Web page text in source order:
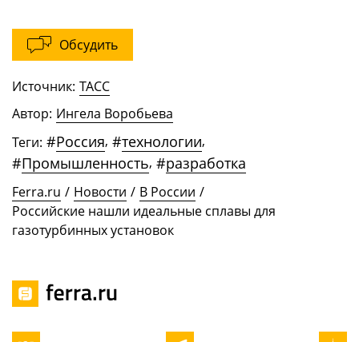
Обсудить
Источник: ТАСС
Автор: Ингела Воробьева
Теги: #Россия, #технологии,
#Промышленность, #разработка
Ferra.ru / Новости / В России /
Российские нашли идеальные сплавы для
газотурбинных установок